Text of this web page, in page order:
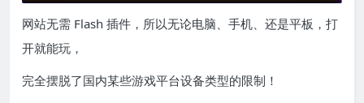
网站无需 Flash 插件，所以无论电脑、手机、还是平板，打
开就能玩，
完全摆脱了国内某些游戏平台设备类型的限制！